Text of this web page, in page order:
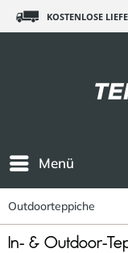
KOSTENLOSE
Menü
Outdoorteppiche
In- & Outdoor-